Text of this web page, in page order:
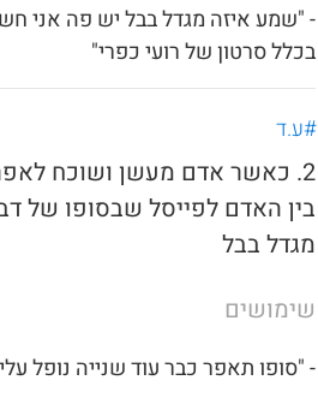
- "שמע איזה מגדל בבל יש פה אני
בכלל סרטון של רועי כפרי"
#ע.ד
2. כאשר אדם מעשן ושוכח
בין האדם לפייסל שבסופו של
מגדל בבל
שימושים
- "סופו תאפר כבר עוד שנייה נופל